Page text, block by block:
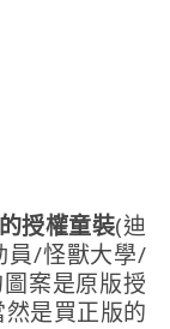
授權童裝(迪
員/怪獸大學/
案是原版授
是買正版的